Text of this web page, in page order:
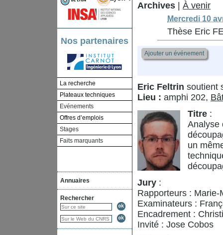
Nos partenaires
La recherche
Plateaux techniques
Evénements
Offres d’emplois
Stages
Faits marquants
Annuaires
Rechercher
Archives À venir
Mercredi 10
Thèse Eric
Ajouter un événement
Eric Feltrin soutient
Lieu : amphi 202,
Titre :
Analyse
un
Jury :
Rapporteurs :
Examinateurs :
Encadrement :
Invité : Jose Cobos